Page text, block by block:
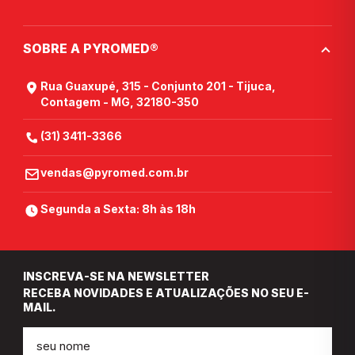
SOBRE A PYROMED®
Rua Guaxupé, 315 - Conjunto 201 - Tijuca,
Contagem - MG, 32180-350
(31) 3411-3366
vendas@pyromed.com.br
Segunda a Sexta: 8h às 18h
INSCREVA-SE NA NEWSLETTER
RECEBA NOVIDADES E ATUALIZAÇÕES NO SEU E-
MAIL.